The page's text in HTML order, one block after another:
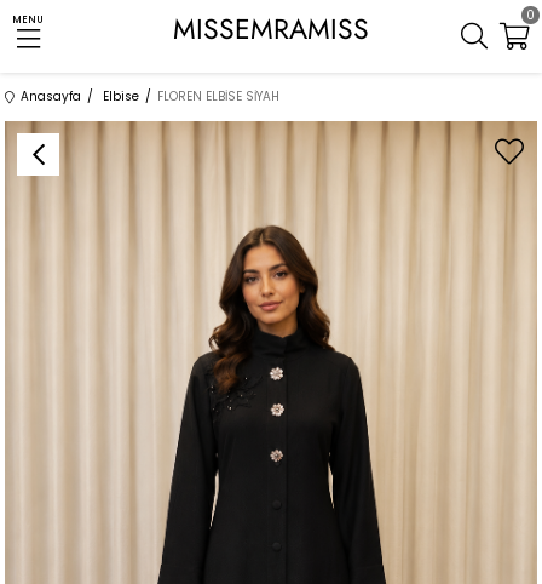
MENU MISSEMRAMISS 0
Anasayfa Elbise FLOREN ELBİSE SİYAH